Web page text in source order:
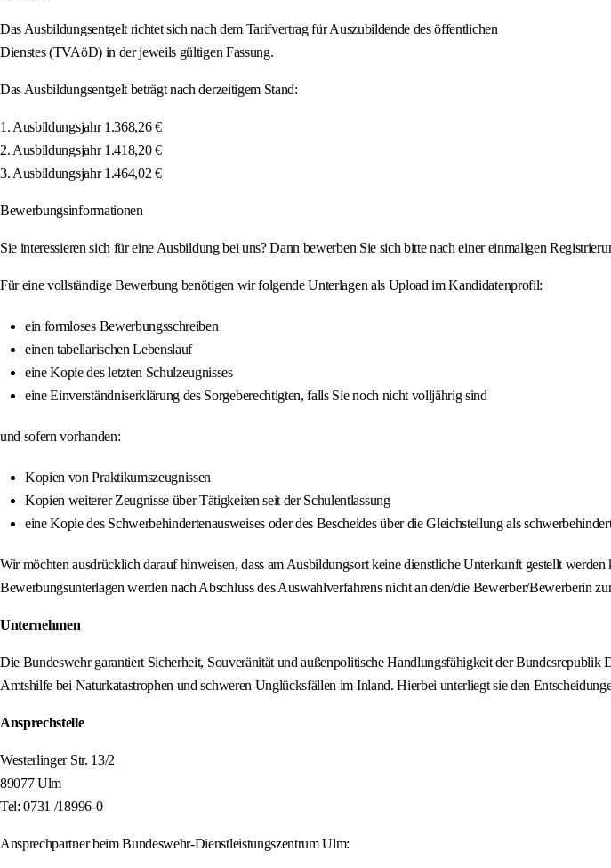
Das Ausbildungsentgelt richtet sich nach dem Tarifvertrag für Auszubildende des öffentlichen
Dienstes (TVAöD) in der jeweils gültigen Fassung.
Das Ausbildungsentgelt beträgt nach derzeitigem Stand:
1. Ausbildungsjahr 1.368,26 €
2. Ausbildungsjahr 1.418,20 €
3. Ausbildungsjahr 1.464,02 €
Bewerbungsinformationen
Sie interessieren sich für eine Ausbildung bei uns? Dann bewerben Sie sich bitte nach einer einmaligen
Für eine vollständige Bewerbung benötigen wir folgende Unterlagen als Upload im Kandidatenprofil:
ein formloses Bewerbungsschreiben
einen tabellarischen Lebenslauf
eine Kopie des letzten Schulzeugnisses
eine Einverständniserklärung des Sorgeberechtigten, falls Sie noch nicht volljährig sind
und sofern vorhanden:
Kopien von Praktikumszeugnissen
Kopien weiterer Zeugnisse über Tätigkeiten seit der Schulentlassung
eine Kopie des Schwerbehindertenausweises oder des Bescheides über die Gleichstellung als
Wir möchten ausdrücklich darauf hinweisen, dass am Ausbildungsort keine dienstliche Unterkunft gestellt werden
Bewerbungsunterlagen werden nach Abschluss des Auswahlverfahrens nicht an den/die Bewerber/Bewerberin
Unternehmen
Die Bundeswehr garantiert Sicherheit, Souveränität und außenpolitische Handlungsfähigkeit der
Amtshilfe bei Naturkatastrophen und schweren Unglücksfällen im Inland. Hierbei unterliegt sie den
Ansprechstelle
Westerlinger Str. 13/2
89077 Ulm
Tel: 0731 /18996-0
Ansprechpartner beim Bundeswehr-Dienstleistungszentrum Ulm: